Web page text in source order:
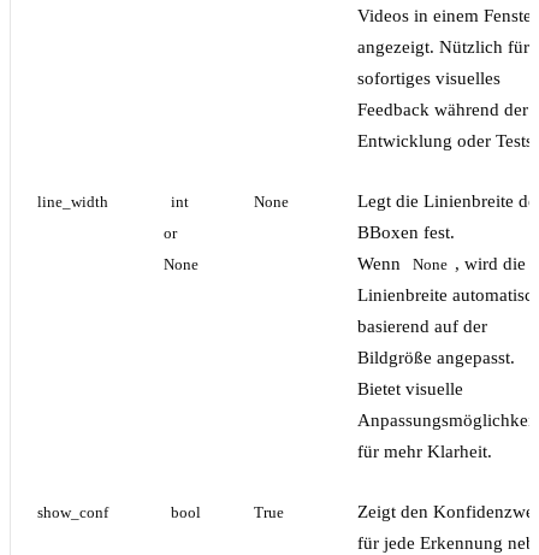
Videos in einem Fenster
angezeigt. Nützlich für
sofortiges visuelles
Feedback während der
Entwicklung oder Tests.
line_width
int
or
None
None
Legt die Linienbreite
BBoxen fest.
Wenn
None , wird die
Linienbreite
basierend auf der
Bildgröße angepasst.
Bietet visuelle
für mehr Klarheit.
show_conf bool True
Zeigt den
für jede Erkennung